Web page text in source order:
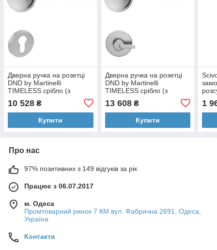
Дверна ручка на розетці
DND by Martinelli
TIMELESS срібло (з
TL01Y-ASV
10 528 ₴
Купити
Дверна ручка на розетці
DND by Martinelli
TIMELESS срібло (з
ASV
13 608₴
Купити
1
Про нас
97% позитивних з 149 відгуків за рік
Працює з 06.07.2017
м. Одеса
Промтоварний ринок 7 КМ вул. Фабрична 2691, Одеса,
Україна
Контакти